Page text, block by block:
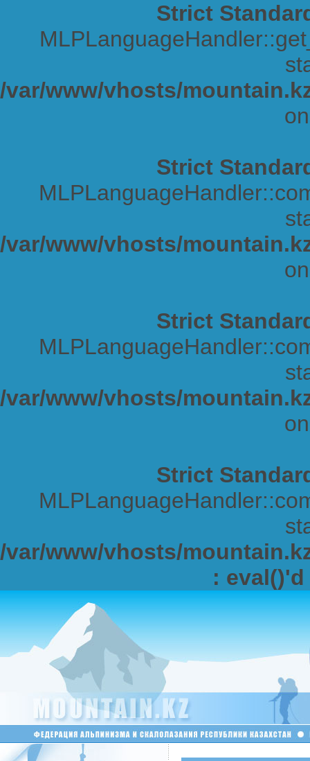
Strict
/var/www/vhosts/
Strict
/var/www/vhosts/
Strict
/var/www/vhosts/
Strict
/var/www/vhosts/
: